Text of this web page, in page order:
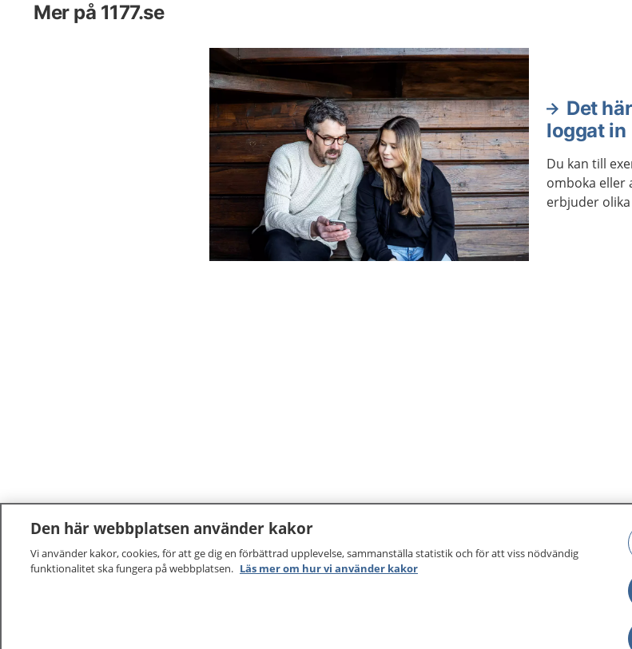
Mer på 1177.se
Det
loggat in
Du kan till
omboka eller
erbjuder
Other
Den här webbplatsen använder kakor
Vi använder kakor, cookies, för att ge dig en förbättrad upplevelse, sammanställa statistik och för att viss nödvändig
funktionalitet ska fungera på webbplatsen. Läs mer om hur vi använder kakor